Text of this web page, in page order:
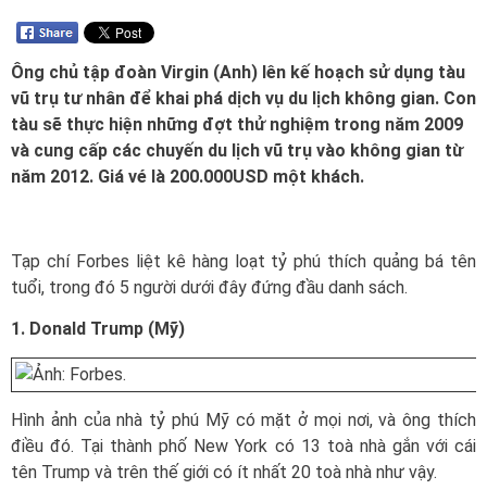
Ông chủ tập đoàn Virgin (Anh) lên kế hoạch sử dụng tàu
vũ trụ tư nhân để khai phá dịch vụ du lịch không gian. Con
tàu sẽ thực hiện những đợt thử nghiệm trong năm 2009
và cung cấp các chuyến du lịch vũ trụ vào không gian từ
năm 2012. Giá vé là 200.000USD một khách.
Tạp chí Forbes liệt kê hàng loạt tỷ phú thích quảng bá tên
tuổi, trong đó 5 người dưới đây đứng đầu danh sách.
1. Donald Trump (Mỹ)
Hình ảnh của nhà tỷ phú Mỹ có mặt ở mọi nơi, và ông thích
điều đó. Tại thành phố New York có 13 toà nhà gắn với cái
tên Trump và trên thế giới có ít nhất 20 toà nhà như vậy.